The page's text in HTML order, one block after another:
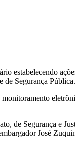
estabelecendo
de Segurança Pública.
de Segurança e
José